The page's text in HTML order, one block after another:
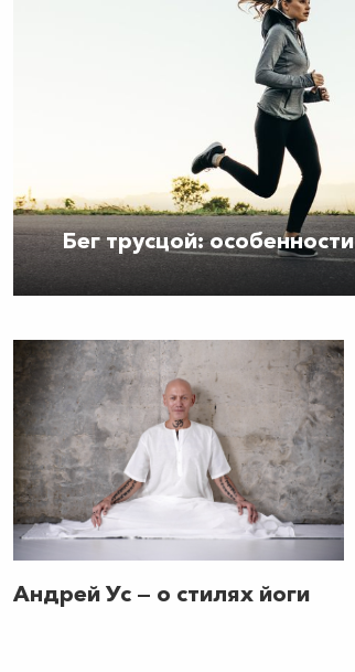
Бег трусцой: особенности
Андрей Ус — о стилях йоги